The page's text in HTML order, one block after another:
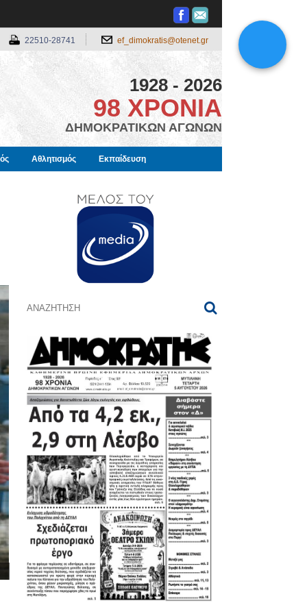
22510-28741 ef_dimokratis@otenet.gr
1928 - 2026
98 ΧΡΟΝΙΑ
ΔΗΜΟΚΡΑΤΙΚΩΝ ΑΓΩΝΩΝ
Αθλητισμός Εκπαίδευση